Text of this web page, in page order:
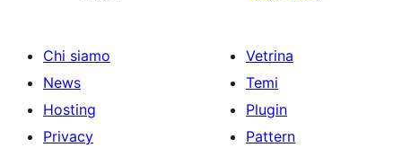
Chi siamo
News
Hosting
Privacy
Vetrina
Temi
Plugin
Pattern